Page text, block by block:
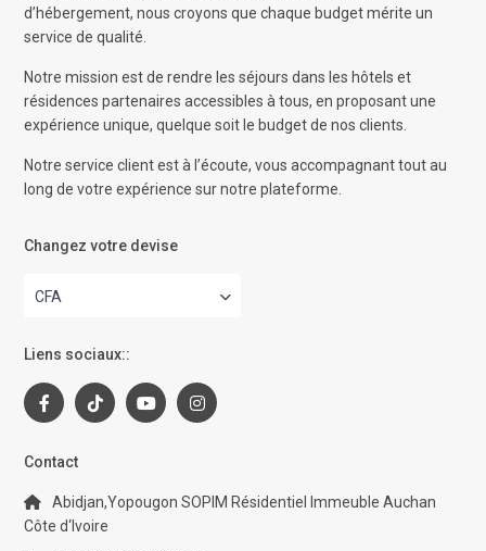
d’hébergement, nous croyons que chaque budget mérite un
service de qualité.
Notre mission est de rendre les séjours dans les hôtels et
résidences partenaires accessibles à tous, en proposant une
expérience unique, quelque soit le budget de nos clients.
Notre service client est à l’écoute, vous accompagnant tout au
long de votre expérience sur notre plateforme.
Changez votre devise
CFA
Liens sociaux::
Contact
Abidjan,Yopougon SOPIM Résidentiel Immeuble Auchan
Côte d‘Ivoire